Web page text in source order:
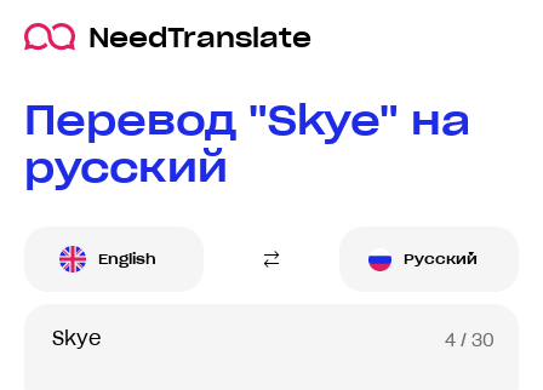
NeedTranslate
Перевод "Skye" на
русский
English Русский
4 / 30